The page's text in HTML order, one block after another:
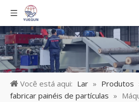
Você está aqui: Lar » Produtos
fabricar painéis de partículas »